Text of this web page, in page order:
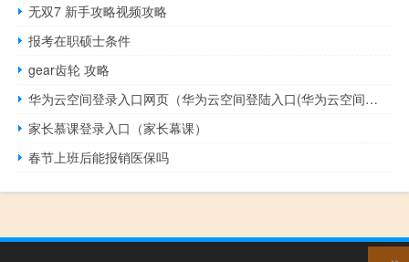
无双7 新手攻略视频攻略
报考在职硕士条件
gear齿轮 攻略
华为云空间登录入口网页（华为云空间登陆入口(华为云空间登录入口)）
家长慕课登录入口（家长幕课）
春节上班后能报销医保吗